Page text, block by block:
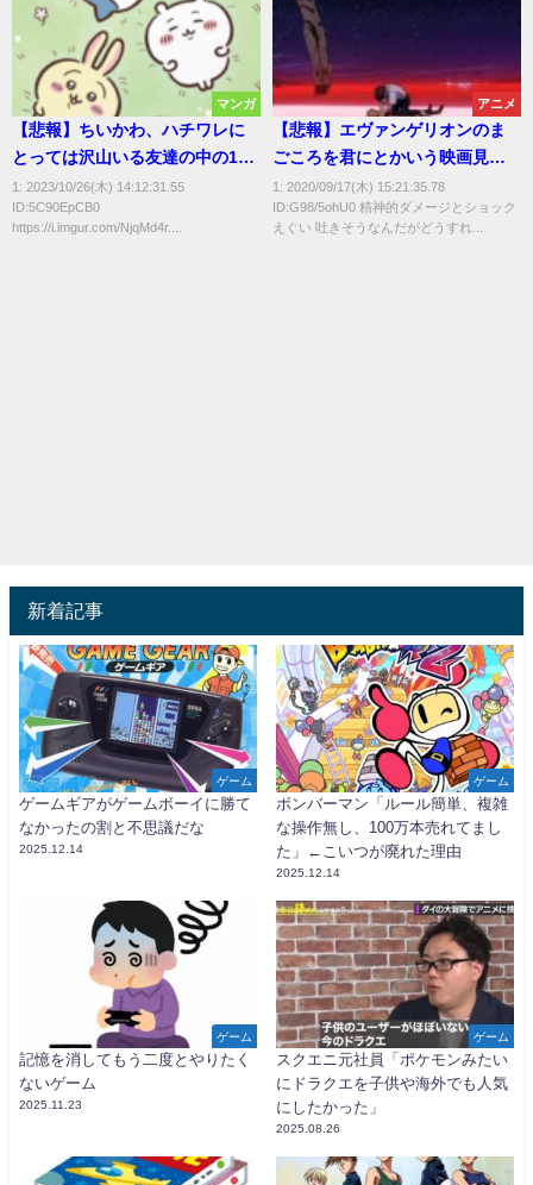
マンガ
【悲報】ちいかわ、ハチワレに
とっては沢山いる友達の中の1人
でしかなかった…
1: 2023/10/26(木) 14:12:31.55
ID:5C90EpCB0
https://i.imgur.com/NjqMd4r....
アニメ
【悲報】エヴァンゲリオンのま
ごころを君にとかいう映画見て
吐きそうになる
1: 2020/09/17(木) 15:21:35.78
ID:G98/5ohU0 精神的ダメージとショック
えぐい 吐きそうなんだがどうすれ...
新着記事
ゲーム
ゲームギアがゲームボーイに勝て
なかったの割と不思議だな
2025.12.14
ゲーム
ボンバーマン「ルール簡単、複雑
な操作無し、100万本売れてまし
た」←こいつが廃れた理由
2025.12.14
ゲーム
記憶を消してもう二度とやりたく
ないゲーム
2025.11.23
ゲーム
スクエニ元社員「ポケモンみたい
にドラクエを子供や海外でも人気
にしたかった」
2025.08.26